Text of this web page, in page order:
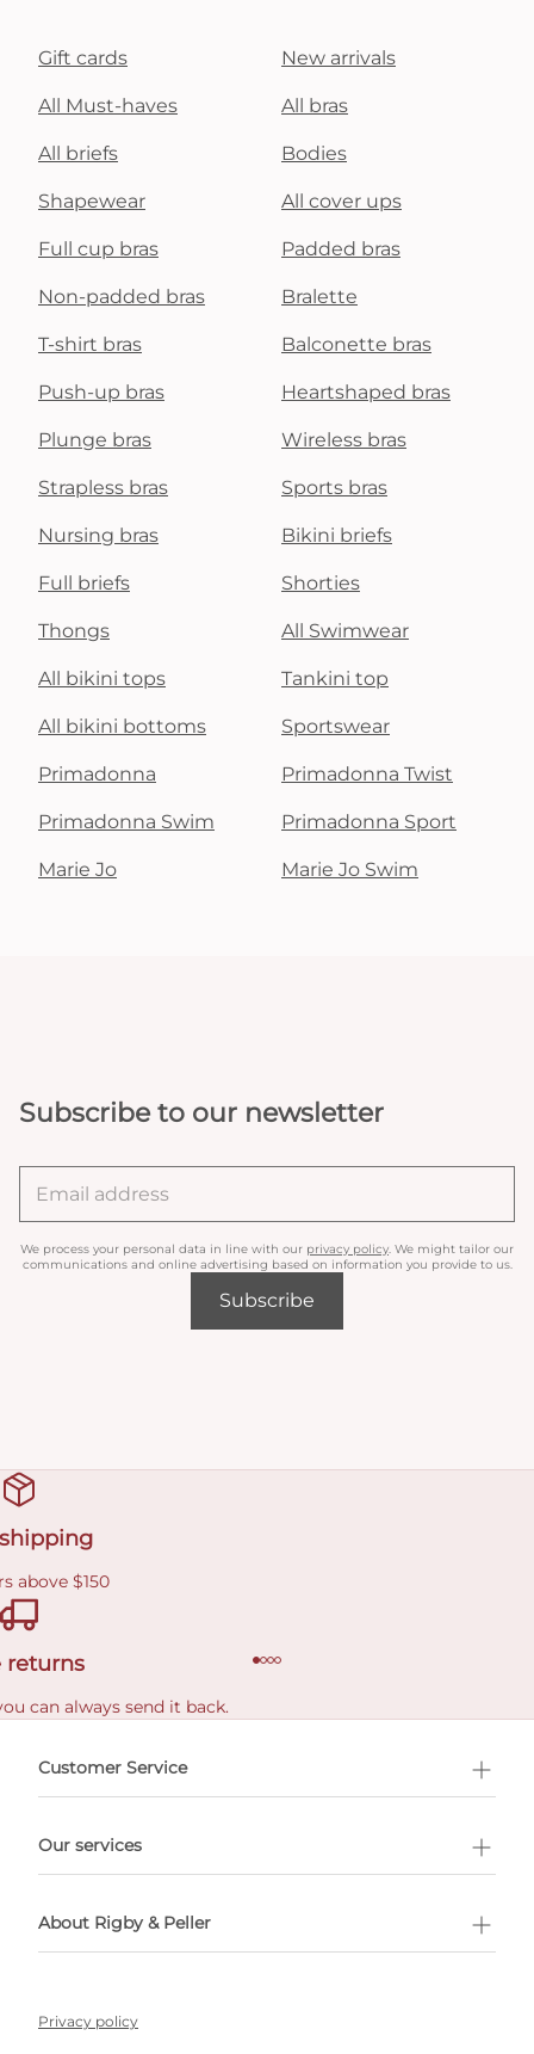
Gift cards New arrivals
All Must-haves All bras
All briefs Bodies
Shapewear All cover ups
Full cup bras Padded bras
Non-padded bras Bralette
T-shirt bras Balconette bras
Push-up bras Heartshaped bras
Plunge bras Wireless bras
Strapless bras Sports bras
Nursing bras Bikini briefs
Full briefs Shorties
Thongs All Swimwear
All bikini tops Tankini top
All bikini bottoms Sportswear
Primadonna Primadonna Twist
Primadonna Swim Primadonna Sport
Marie Jo Marie Jo Swim
Subscribe to our newsletter
We process your personal data in line with our privacy policy. We might tailor our
communications and online advertising based on information you provide to us.
Subscribe
above $150
returns
can always send it back.
Customer Service
Our services
About Rigby & Peller
Privacy policy